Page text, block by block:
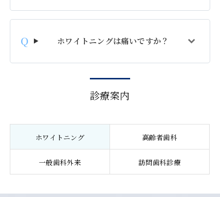
ホワイトニングは痛いですか？
診療案内
ホワイトニング 高齢者歯科
一般歯科外来 訪問歯科診療